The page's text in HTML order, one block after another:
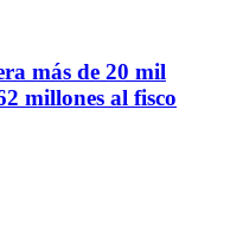
más de 20 mil
millones al fisco